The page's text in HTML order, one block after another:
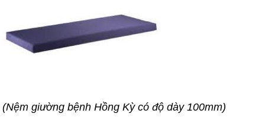
(Nệm giường bệnh Hồng Kỳ có độ dày 100mm)